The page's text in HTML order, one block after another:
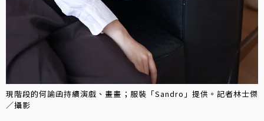
現階段的何諭函持續演戲、畫畫；服裝「Sandro」提供。記者林士傑
／攝影